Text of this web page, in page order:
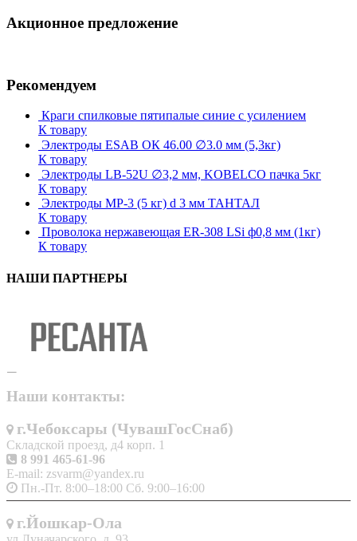
Акционное предложение
Рекомендуем
Краги спилковые пятипалые синие с усилением
К товару
Электроды ESAB ОК 46.00 ∅3.0 мм (5,3кг)
К товару
Электроды LB-52U ∅3,2 мм, KOBELCO пачка 5кг
К товару
Электроды МР-3 (5 кг) d 3 мм ТАНТАЛ
К товару
Проволока нержавеющая ER-308 LSi ф0,8 мм (1кг)
К товару
НАШИ ПАРТНЕРЫ
Наши контакты:
г.Чебоксары (ЧувашГосСнаб)
Складской проезд, д4 корп. 1
8 991 465-61-96
E-mail: zsvarm@yandex.ru
Пн.-Пт. 8:00–18:00 Сб. 9:00–16:00
г.Йошкар-Ола